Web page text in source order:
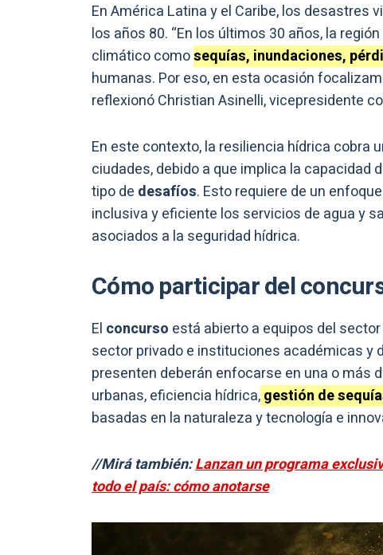
En América Latina y el Caribe, los desastres
los años 80. “En los últimos 30 años, la
climático comosequías, inundaciones,
humanas. Por eso, en esta ocasión
reflexionó Christian Asinelli, vicepresidente
En este contexto, la resiliencia hídrica cobra
ciudades, debido a que implica la capacidad
tipo de desafíos. Esto requiere de un
inclusiva y eficiente los servicios de agua y
asociados a la seguridad hídrica.
Cómo participar del
El concurso está abierto a equipos del
sector privado e instituciones académicas y
presenten deberán enfocarse en una o más
urbanas, eficiencia hídrica,gestión de
basadas en la naturaleza y tecnología e
//Mirá también:Lanzan un programa
todo el país: cómo anotarse